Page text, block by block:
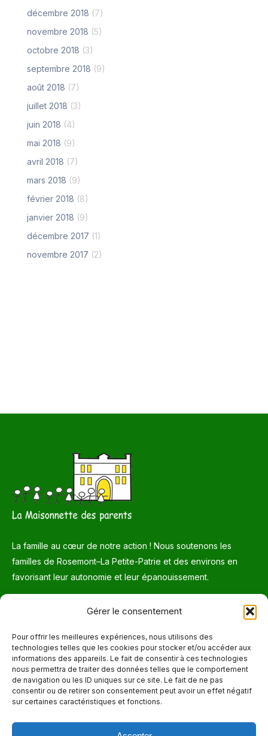
Gérer le consentement
Pour offrir les meilleures expériences, nous utilisons des
technologies telles que les cookies pour stocker et/ou accéder aux
informations des appareils. Le fait de consentir à ces technologies
nous permettra de traiter des données telles que le comportement
de navigation ou les ID uniques sur ce site. Le fait de ne pas
consentir ou de retirer son consentement peut avoir un effet négatif
sur certaines caractéristiques et fonctions.
décembre 2018 (7)
novembre 2018 (5)
octobre 2018 (3)
septembre 2018 (9)
août 2018 (7)
juillet 2018 (3)
juin 2018 (4)
mai 2018 (9)
avril 2018 (7)
mars 2018 (9)
février 2018 (8)
janvier 2018 (9)
décembre 2017 (1)
novembre 2017 (2)
La famille au cœur de notre action ! Nous soutenons les
familles de Rosemont–La Petite-Patrie et des environs en
favorisant leur autonomie et leur épanouissement.
Courriel
info@maisonnettedesparents.org
Trouvez nous sur :